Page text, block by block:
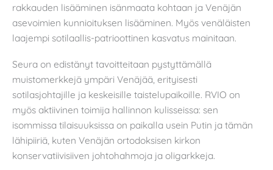
rakkauden lisääminen isänmaata kohtaan ja Venäjän
asevoimien kunnioituksen lisääminen. Myös venäläisten
laajempi sotilaallis-patrioottinen kasvatus mainitaan.
Seura on edistänyt tavoitteitaan pystyttämällä
muistomerkkejä ympäri Venäjää, erityisesti
sotilasjohtajille ja keskeisille taistelupaikoille. RVIO on
myös aktiivinen toimija hallinnon kulisseissa: sen
isommissa tilaisuuksissa on paikalla usein Putin ja tämän
lähipiiriä, kuten Venäjän ortodoksisen kirkon
konservatiivisiiven johtohahmoja ja oligarkkeja.